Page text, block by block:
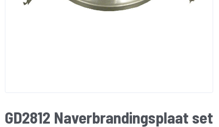
GD2812 Naverbrandingsplaat set